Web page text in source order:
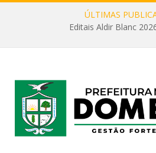
ÚLTIMAS
Editais Aldir Blanc